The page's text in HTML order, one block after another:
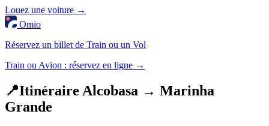
Louez une voiture →
Omio
Réservez un billet de Train ou un Vol
Train ou Avion : réservez en ligne →
📍Itinéraire Alcobasa → Marinha
Grande